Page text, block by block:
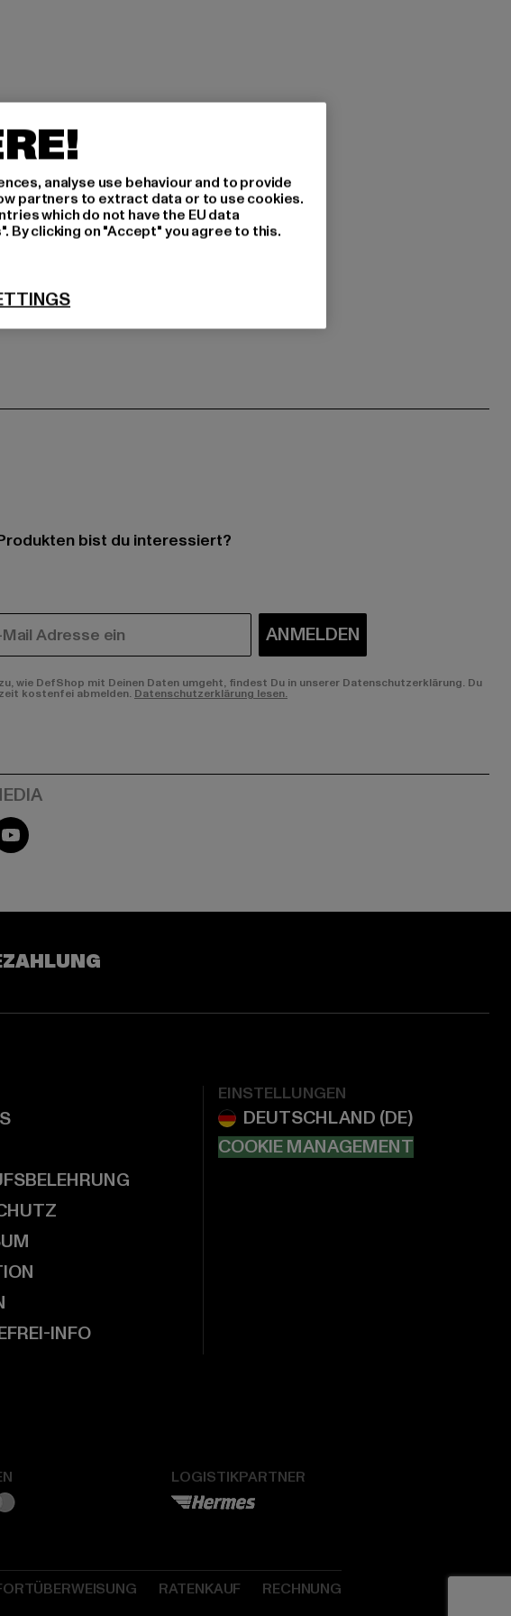
bist du interessiert?
ANMELDEN
wie DefShop mit Deinen Daten umgeht, findest Du in unserer Datenschutzerklärung. Du
kostenfei abmelden. Datenschutzerklärung lesen.
YouTube
INFO
EINSTELLUNGEN
COOKIE MANAGEMENT
LOGISTIKPARTNER
RATENKAUF RECHNUNG
analyse use behaviour and to provide
partners to extract data or to use cookies.
which do not have the EU data
clicking on "Accept" you agree to this.